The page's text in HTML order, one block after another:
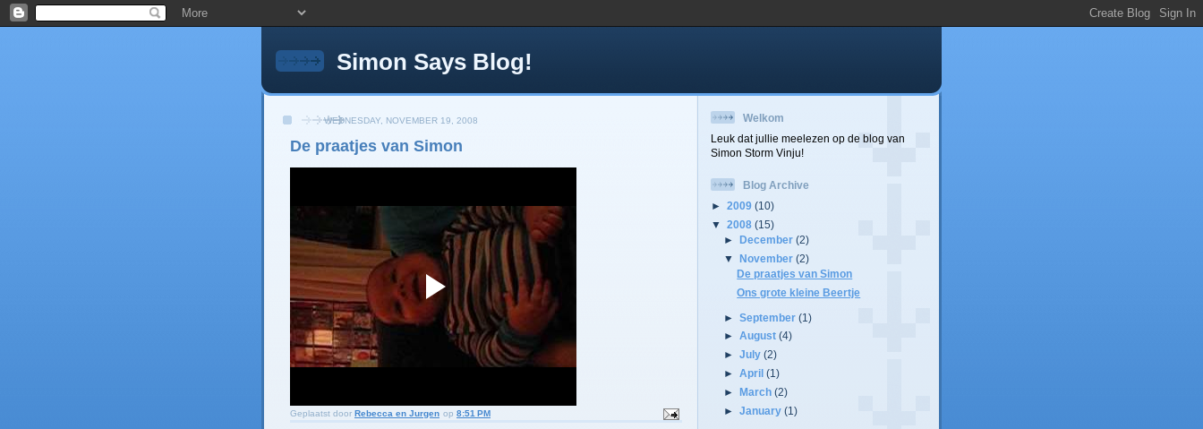
Simon Says Blog!
WEDNESDAY, NOVEMBER 19, 2008
De praatjes van Simon
Geplaatst door Rebecca en Jurgen op 8:51 PM
Welkom
Leuk dat jullie meelezen op de blog van
Simon Storm Vinju!
Blog Archive
► 2009 (10)
▼ 2008 (15)
►December(2)
▼November(2)
De praatjes van Simon
Ons grote kleine Beertje
►September(1)
►August(4)
►July(2)
►April(1)
►
March(2)
►January(1)